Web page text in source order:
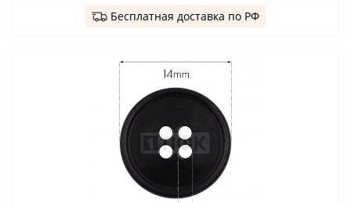
Бесплатная доставка по РФ